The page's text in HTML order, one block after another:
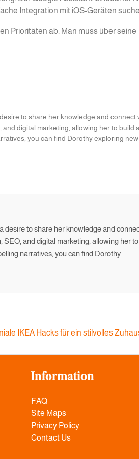
Integration mit iOS-Geräten
Prioritäten ab. Man muss über seine
to share her knowledge and connect
digital marketing, allowing her to build a
you can find Dorothy exploring new
desire to share her knowledge and
SEO, and digital marketing, allowing her to
narratives, you can find Dorothy
IKEA Hacks für ein stilvolles
Information
FAQ
Site Maps
Privacy Policy
Contact Us